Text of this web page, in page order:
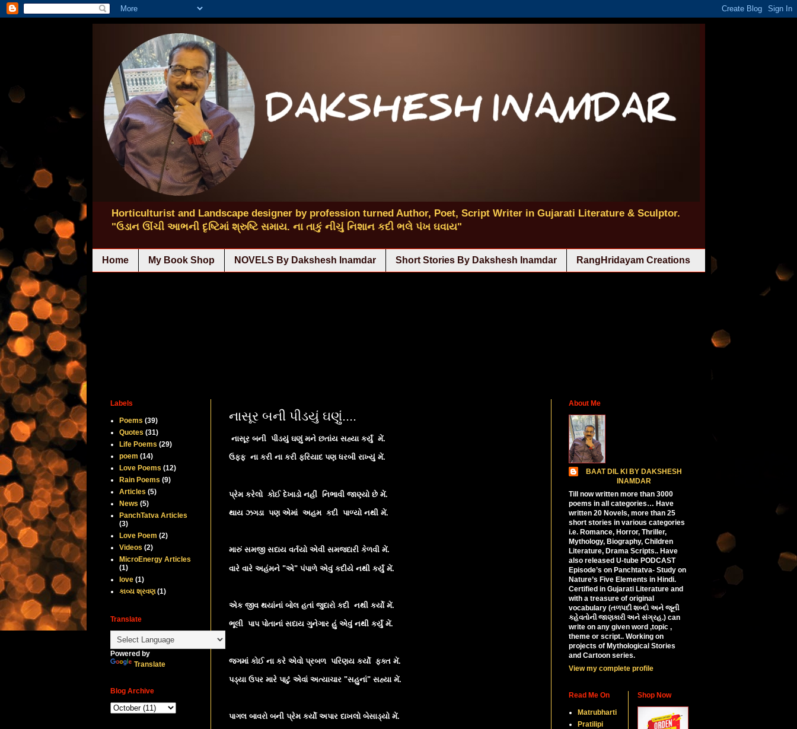
Horticulturist and Landscape designer by profession turned Author, Poet, Script Writer in Gujarati Literature & Sculptor.
"ઉડાન ઊંચી આભની દૃષ્ટિમાં શ્રુષ્ટિ સમાય. ના તાકું નીચું નિશાન કદી ભલે પંખ ઘવાય"
Home My Book Shop NOVELS By Dakshesh Inamdar Short Stories By Dakshesh Inamdar RangHridayam Creations
નાસૂર બની પીડયું ઘણું....
નાસૂર બની પીડયું ઘણું મને છતાંય સહ્યા કર્યું મેં.
ઉફ્ફ ના કરી ના કરી ફરિયાદ પણ ધરબી રાખ્યું મેં.
પ્રેમ કરેલો કોઈ દેખાડો નહીં નિભાવી જાણ્યો છે મેં.
થાય ઝગડા પણ એમાં અહમ કદી પાળ્યો નથી મેં.
મારું સમજી સદાય વર્તયો એવી સમજદારી કેળવી મેં.
વારે વારે અહંમને "એ" પંપાળે એવું કદીયે નથી કર્યું મેં.
એક જીવ થયાંનાં બોલ હતાં જુદારો કદી નથી કર્યો મેં.
ભૂલી પાપ પોતાનાં સદાય ગુનેગાર હું એવું નથી કર્યું મેં.
જગમાં કોઈ ના કરે એવો પ્રબળ પરિણય કર્યો ફક્ત મેં.
પડ્યા ઉપર મારે પાટું એવાં અત્યાચાર "સહુનાં" સહ્યા મેં.
પાગલ બાવરો બની પ્રેમ કર્યો અપાર દાખલો બેસાડ્યો મેં.
Labels
Poems (39)
Quotes (31)
Life Poems (29)
poem (14)
Love Poems (12)
Rain Poems (9)
Articles (5)
News (5)
PanchTatva Articles
(3)
Love Poem (2)
Videos (2)
MicroEnergy Articles
(1)
love (1)
કાવ્ય શ્રવણ (1)
Translate
Powered by
Translate
Blog Archive
About Me
BAAT DIL KI BY DAKSHESH
INAMDAR
Till now written more than 3000
poems in all categories… Have
written 20 Novels, more than 25
short stories in various categories
i.e. Romance, Horror, Thriller,
Mythology, Biography, Children
Literature, Drama Scripts.. Have
also released U-tube PODCAST
Episode’s on Panchtatva- Study on
Nature’s Five Elements in Hindi.
Certified in Gujarati Literature and
with a treasure of original
vocabulary (તળપદી શબ્દો અને જૂની
કહેવતોની જાણકારી અને સંગ્રહ.) can
write on any given word ,topic ,
theme or script.. Working on
projects of Mythological Stories
and Cartoon series.
View my complete profile
Read Me On
Matrubharti
Pratilipi
Shop Now